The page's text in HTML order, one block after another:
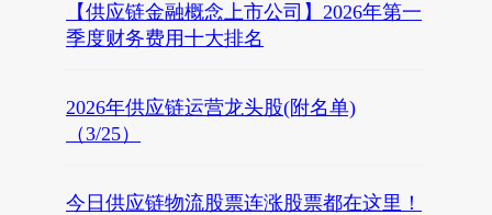
【供应链金融概念上市公司】2026年第一
季度财务费用十大排名
2026年供应链运营龙头股(附名单)
（3/25）
今日供应链物流股票连涨股票都在这里！